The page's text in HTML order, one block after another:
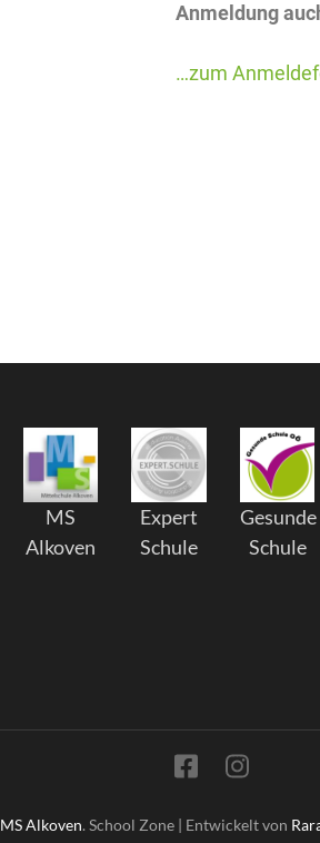
Anmeldung
…zum
MS
Alkoven
Expert
Schule
Gesunde
Schule
MS Alkoven. School Zone | Entwickelt von